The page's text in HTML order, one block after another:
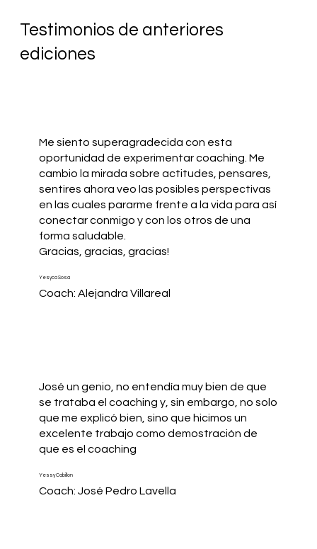
Testimonios de anteriores
ediciones
Me siento superagradecida con esta
oportunidad de experimentar coaching. Me
cambio la mirada sobre actitudes, pensares,
sentires ahora veo las posibles perspectivas
en las cuales pararme frente a la vida para así
conectar conmigo y con los otros de una
forma saludable.
Gracias, gracias, gracias!
Yesyca Sosa
Coach: Alejandra Villareal
José un genio, no entendía muy bien de que
se trataba el coaching y, sin embargo, no solo
que me explicó bien, sino que hicimos un
excelente trabajo como demostración de
que es el coaching
Yessy Cabillon
Coach: José Pedro Lavella